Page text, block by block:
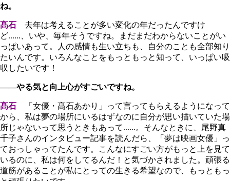
ね。
髙石 去年は考えることが多い変化の年だったんですけ
ど......、いや、毎年そうですね。まだまだわからないことがい
っぱいあって。人の感情も生い立ちも、自分のことも全部知り
たいんです。いろんなことをもっともっと知って、いっぱい吸
収したいです！
――やる気と向上心がすごいですね。
髙石
「女優・髙石あかり」って言ってもらえるようになって
から、私は夢の場所にいるはずなのに自分が思い描いていた場
所じゃないって思うときもあって......。そんなときに、尾野真
千子さんのインタビュー記事を読んだら、「夢は映画女優」っ
ておっしゃってたんです。こんなにすごい方がもっと上を見て
いるのに、私は何をしてるんだ！と気づかされました。頑張る
道筋があることが私にとっての生きる希望なので、もっともっ